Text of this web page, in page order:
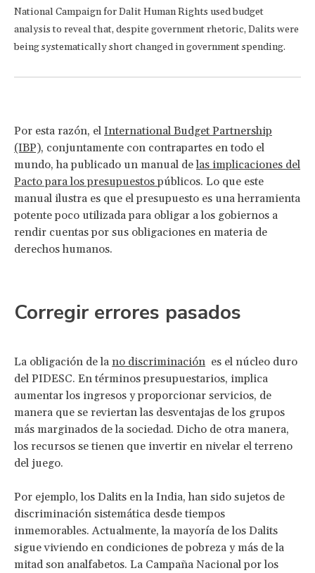
National Campaign for Dalit Human Rights used budget
analysis to reveal that, despite government rhetoric, Dalits were
being systematically short changed in government spending.
Por esta razón, el International Budget Partnership
(IBP), conjuntamente con contrapartes en todo el
mundo, ha publicado un manual delas implicaciones del
Pacto para los presupuestospúblicos. Lo que este
manual ilustra es que el presupuesto es una herramienta
potente poco utilizada para obligar a los gobiernos a
rendir cuentas por sus obligaciones en materia de
derechos humanos.
Corregir errores pasados
La obligación de la no discriminación es el núcleo duro
del PIDESC. En términos presupuestarios, implica
aumentar los ingresos y proporcionar servicios, de
manera que se reviertan las desventajas de los grupos
más marginados de la sociedad. Dicho de otra manera,
los recursos se tienen que invertir en nivelar el terreno
del juego.
Por ejemplo, los Dalits en la India, han sido sujetos de
discriminación sistemática desde tiempos
inmemorables. Actualmente, la mayoría de los Dalits
sigue viviendo en condiciones de pobreza y más de la
mitad son analfabetos. La Campaña Nacional por los